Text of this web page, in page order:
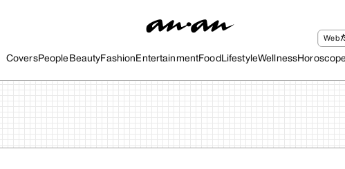
CoversPeople BeautyFashion EntertainmentFood LifestyleWellness
Web